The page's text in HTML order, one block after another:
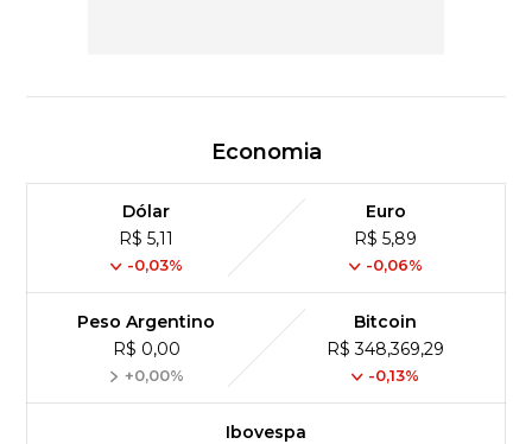
Economia
Dólar
R$ 5,11
-0,03%
Euro
R$ 5,89
-0,06%
Peso Argentino
R$ 0,00
+0,00%
Bitcoin
R$ 348,369,29
-0,13%
Ibovespa